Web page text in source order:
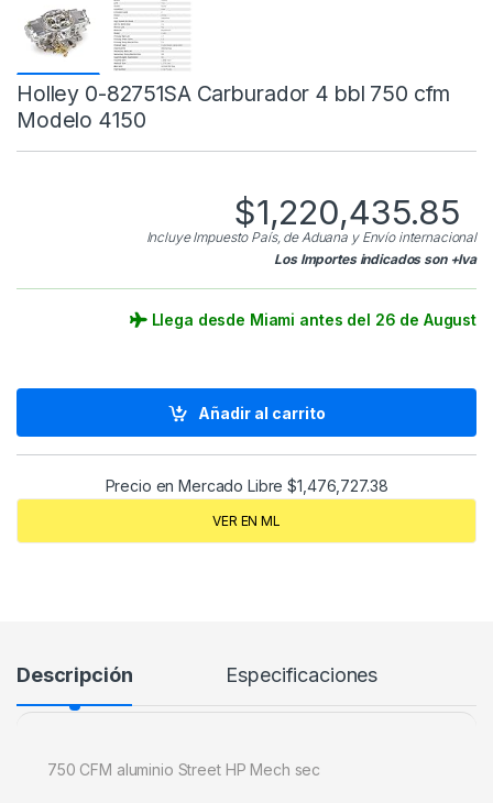
Holley 0-82751SA Carburador 4 bbl 750 cfm
Modelo 4150
$1,220,435.85
Incluye Impuesto País, de Aduana y Envío internacional
Los Importes indicados son +Iva
Llega desde Miami antes del 26 de August
Añadir al carrito
Precio en Mercado Libre$1,476,727.38
VER EN ML
Descripción Especificaciones
750 CFM aluminio Street HP Mech sec